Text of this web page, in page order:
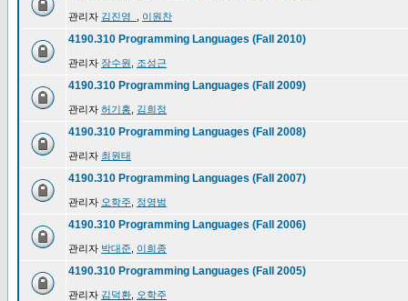
관리자 김진영_ 이원찬
4190.310 Programming Languages (Fall 2010)
관리자 장수원 조성근
4190.310 Programming Languages (Fall 2009)
관리자 허기홍 김희정
4190.310 Programming Languages (Fall 2008)
관리자 최원태
4190.310 Programming Languages (Fall 2007)
관리자 오학주 정영범
4190.310 Programming Languages (Fall 2006)
관리자 박대준 이희종
4190.310 Programming Languages (Fall 2005)
관리자 김덕환 오학주